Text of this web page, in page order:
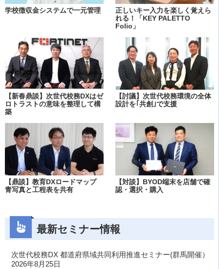
学校徴収金システムで一元管理
正しいキー入力を楽しく覚えら
れる！「KEY PALETTO
Folio」
【新春鼎談】次世代校務DXはゼ
ロトラストの意味を整理して構
築
【討議】次世代校務環境の全体
設計を｢共創｣で支援
【鼎談】教育DXロードマップ
青写真と工程表を共有
【対談】BYOD端末を店舗で確
認・選択・購入
最新セミナー情報
次世代校務DX 都道府県域共同利用推進セミナー(群馬開催）
2026年8月25日